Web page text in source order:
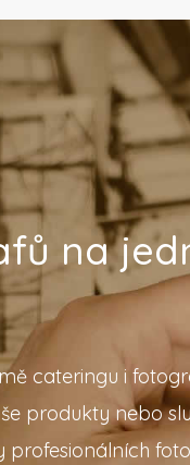
na
cateringu i
produkty nebo
profesionálních